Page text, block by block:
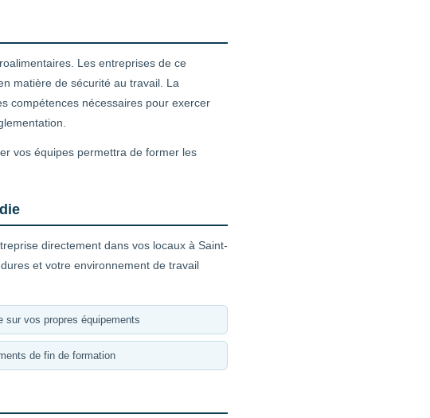
Les entreprises de ce
matière de sécurité au travail. La
compétences nécessaires pour exercer
vos équipes permettra de former les
directement dans vos locaux à Saint-
et votre environnement de travail
sur vos propres équipements
de fin de formation